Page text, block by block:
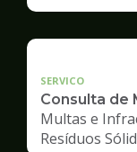
SERVICO
Consulta de
Multas e
Resíduos